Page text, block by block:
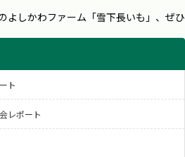
よしかわファーム「雪下長いも」、ぜひ
ト
レポート